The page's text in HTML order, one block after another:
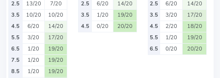
2.5
13/20
7/20
3.5
10/20
10/20
4.5
6/20
14/20
5.5
3/20
17/20
6.5
1/20
19/20
7.5
1/20
19/20
8.5
1/20
19/20
2.5
6/20
14/20
3.5
1/20
19/20
4.5
0/20 20/20
2.5
6/20
14/20
3.5
3/20
17/20
4.5
2/20
18/20
5.5
1/20
19/20
6.5
0/20 20/20